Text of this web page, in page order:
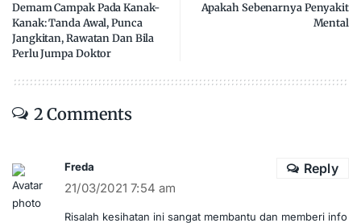
Demam Campak Pada Kanak-
Kanak: Tanda Awal, Punca
Jangkitan, Rawatan Dan Bila
Perlu Jumpa Doktor
Apakah Sebenarnya Penyakit
Mental
2 Comments
Freda
21/03/2021 7:54 am
Risalah kesihatan ini sangat membantu dan memberi info
Reply